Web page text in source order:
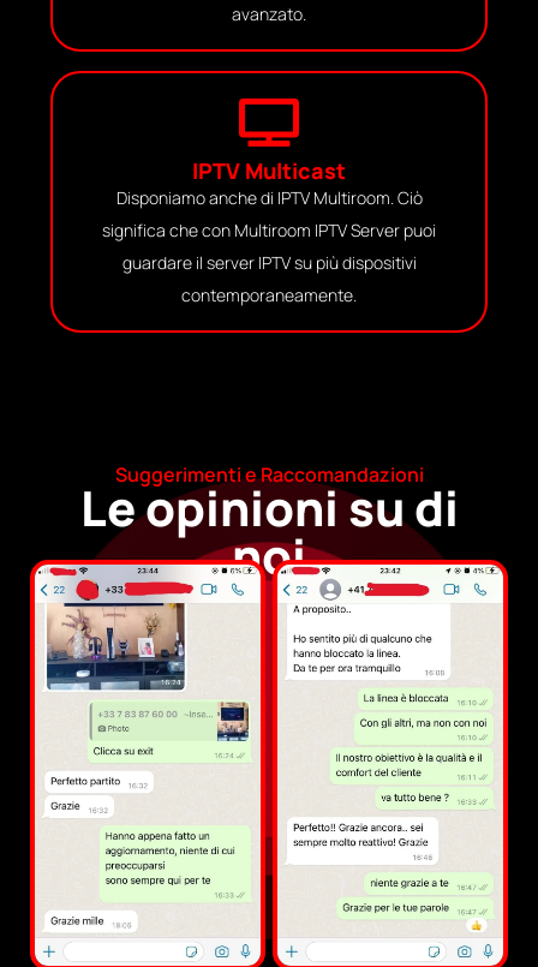
avanzato.
IPTV Multicast
Disponiamo anche di IPTV Multiroom. Ciò
significa che con Multiroom IPTV Server puoi
guardare il server IPTV su più dispositivi
contemporaneamente.
Suggerimenti e Raccomandazioni
Le opinioni su di
noi